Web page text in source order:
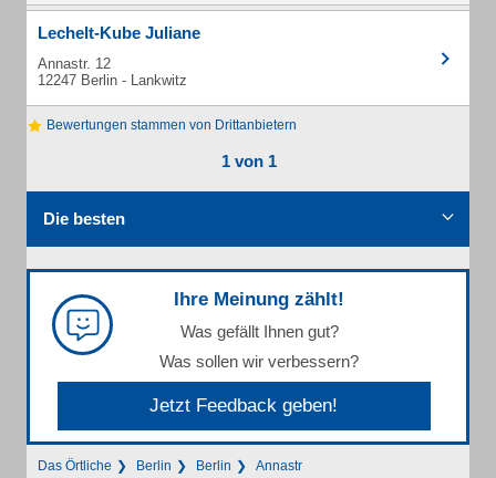
Lechelt-Kube Juliane
Annastr. 12
12247 Berlin - Lankwitz
Bewertungen stammen von Drittanbietern
1 von 1
Die besten
Ihre Meinung zählt!
Was gefällt Ihnen gut?
Was sollen wir verbessern?
Jetzt Feedback geben!
Das Örtliche Berlin Berlin Annastr